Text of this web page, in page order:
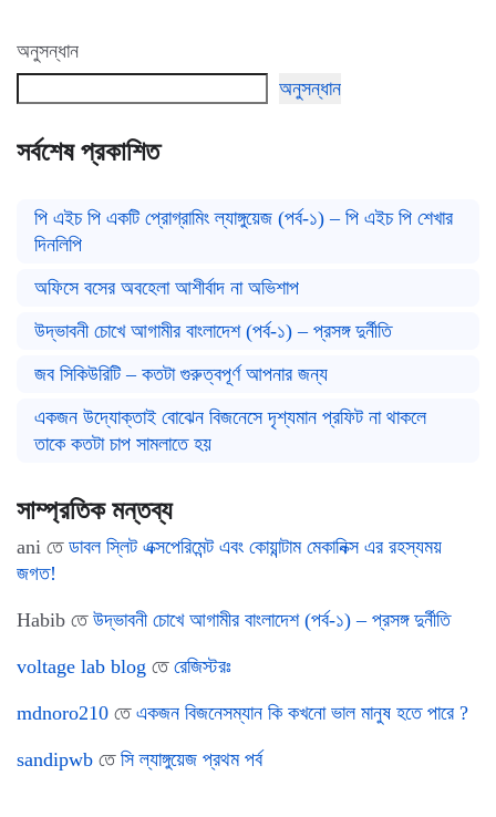
অনুসন্ধান
অনুসন্ধান
সর্বশেষ প্রকাশিত
পি এইচ পি একটি প্রোগ্রামিং ল্যাঙ্গুয়েজ (পর্ব-১) – পি এইচ পি শেখার
দিনলিপি
অফিসে বসের অবহেলা আশীর্বাদ না অভিশাপ
উদ্ভাবনী চোখে আগামীর বাংলাদেশ (পর্ব-১) – প্রসঙ্গ দুর্নীতি
জব সিকিউরিটি – কতটা গুরুত্বপূর্ণ আপনার জন্য
একজন উদ্যোক্তাই বোঝেন বিজনেসে দৃশ্যমান প্রফিট না থাকলে
তাকে কতটা চাপ সামলাতে হয়
সাম্প্রতিক মন্তব্য
ani তে ডাবল স্লিট এক্সপেরিমেন্ট এবং কোয়ান্টাম মেকানিক্স এর রহস্যময়
জগত!
Habib তে উদ্ভাবনী চোখে আগামীর বাংলাদেশ (পর্ব-১) – প্রসঙ্গ দুর্নীতি
voltage lab blog তে রেজিস্টরঃ
mdnoro210 তে একজন বিজনেসম্যান কি কখনো ভাল মানুষ হতে পারে ?
sandipwb তে সি ল্যাঙ্গুয়েজ প্রথম পর্ব